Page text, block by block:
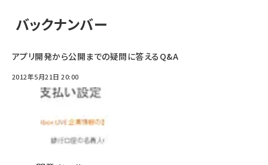
バックナンバー
アプリ開発から公開までの疑問に答えるQ&A
2012年5月21日 20:00